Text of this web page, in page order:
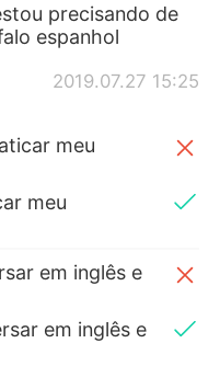
precisando de
espanhol
2019.07.27 15:25
meu
meu
em inglês e
em inglês e